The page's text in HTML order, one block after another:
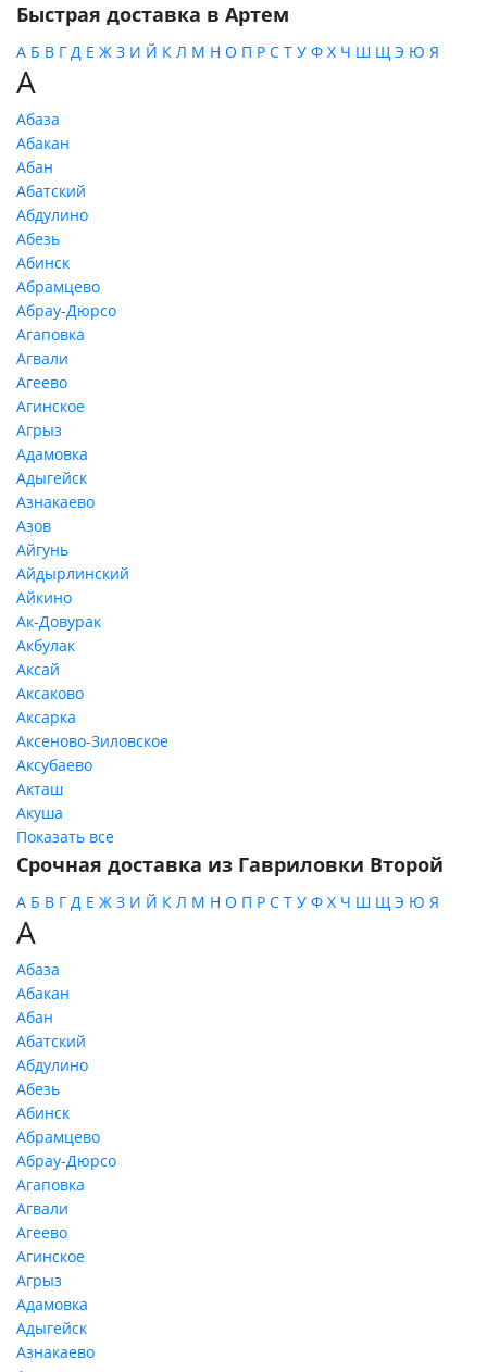
Быстрая доставка в Артем
А Б В Г Д Е Ж З И Й К Л М Н О П Р С Т У Ф Х Ч Ш Щ Э Ю Я
А
Абаза
Абакан
Абан
Абатский
Абдулино
Абезь
Абинск
Абрамцево
Абрау-Дюрсо
Агаповка
Агвали
Агеево
Агинское
Агрыз
Адамовка
Адыгейск
Азнакаево
Азов
Айгунь
Айдырлинский
Айкино
Ак-Довурак
Акбулак
Аксай
Аксаково
Аксарка
Аксеново-Зиловское
Аксубаево
Акташ
Акуша
Показать все
Срочная доставка из Гавриловки Второй
А Б В Г Д Е Ж З И Й К Л М Н О П Р С Т У Ф Х Ч Ш Щ Э Ю Я
А
Абаза
Абакан
Абан
Абатский
Абдулино
Абезь
Абинск
Абрамцево
Абрау-Дюрсо
Агаповка
Агвали
Агеево
Агинское
Агрыз
Адамовка
Адыгейск
Азнакаево